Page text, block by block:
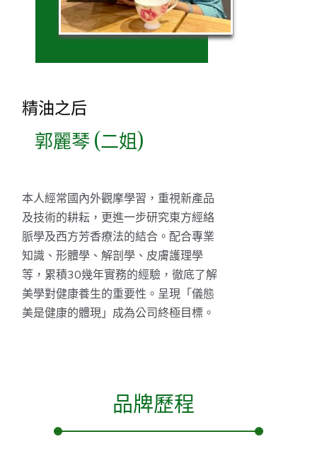
精油之后
郭麗琴 (二姐)
本人經常國內外觀摩學習，重視新產品
及技術的耕耘，更進一步研究東方經絡
脈學及西方芳香療法的結合。配合專業
知識、形體學、解剖學、皮膚護理學
等，累積30幾年實務的經驗，徹底了解
美學對健康養生的重要性。呈現「儀態
美是健康的體現」成為公司終極目標。
品牌歷程